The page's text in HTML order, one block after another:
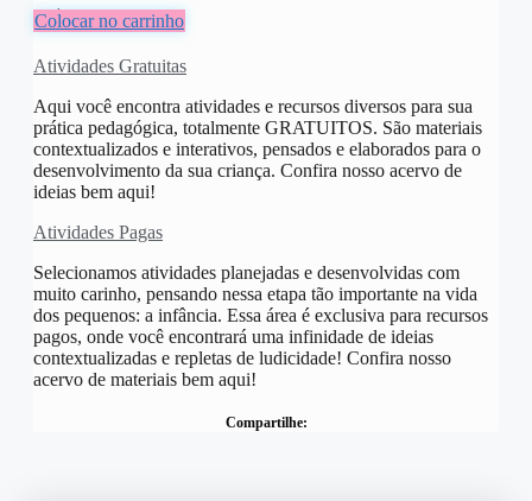
R$10,00
Colocar no carrinho
Atividades Gratuitas
Aqui você encontra atividades e recursos diversos para sua
prática pedagógica, totalmente GRATUITOS. São materiais
contextualizados e interativos, pensados e elaborados para o
desenvolvimento da sua criança. Confira nosso acervo de
ideias bem aqui!
Atividades Pagas
Selecionamos atividades planejadas e desenvolvidas com
muito carinho, pensando nessa etapa tão importante na vida
dos pequenos: a infância. Essa área é exclusiva para recursos
pagos, onde você encontrará uma infinidade de ideias
contextualizadas e repletas de ludicidade! Confira nosso
acervo de materiais bem aqui!
Compartilhe: